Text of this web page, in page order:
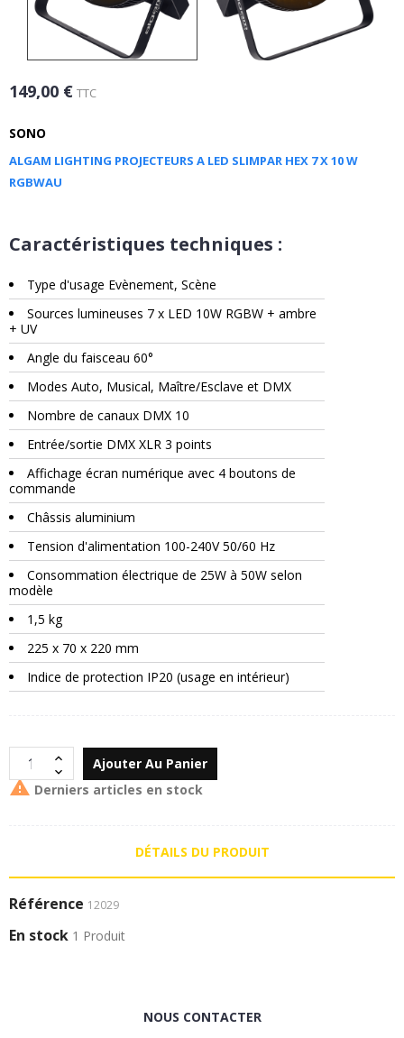
149,00 € TTC
SONO
ALGAM LIGHTING PROJECTEURS A LED SLIMPAR HEX 7 X 10 W
RGBWAU
Caractéristiques techniques :
Type d'usage Evènement, Scène
Sources lumineuses 7 x LED 10W RGBW + ambre
+ UV
Angle du faisceau 60°
Modes Auto, Musical, Maître/Esclave et DMX
Nombre de canaux DMX 10
Entrée/sortie DMX XLR 3 points
Affichage écran numérique avec 4 boutons de
commande
Châssis aluminium
Tension d'alimentation 100-240V 50/60 Hz
Consommation électrique de 25W à 50W selon
modèle
1,5 kg
225 x 70 x 220 mm
Indice de protection IP20 (usage en intérieur)
Ajouter Au Panier
 Derniers articles en stock
DÉTAILS DU PRODUIT
Référence 12029
En stock 1 Produit
NOUS CONTACTER